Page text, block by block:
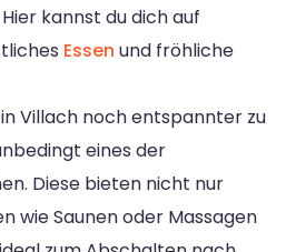
kannst du dich auf
Essen und fröhliche
Villach noch entspannter zu
eines der
Diese bieten nicht nur
wie Saunen oder Massagen